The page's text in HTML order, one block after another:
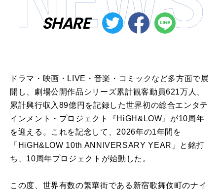
SHARE
ドラマ・映画・LIVE・音楽・コミックなど多方面で展
開し、劇場公開作品シリーズ累計観客動員621万人、
累計興行収入89億円を記録した世界初の総合エンタテ
インメント・プロジェクト『HiGH&LOW』が10周年
を迎える。これを記念して、2026年の1年間を
「HiGH&LOW 10th ANNIVERSARY YEAR」と銘打
ち、10周年プロジェクトが始動した。
この度、世界有数の繁華街である新宿歌舞伎町のナイ